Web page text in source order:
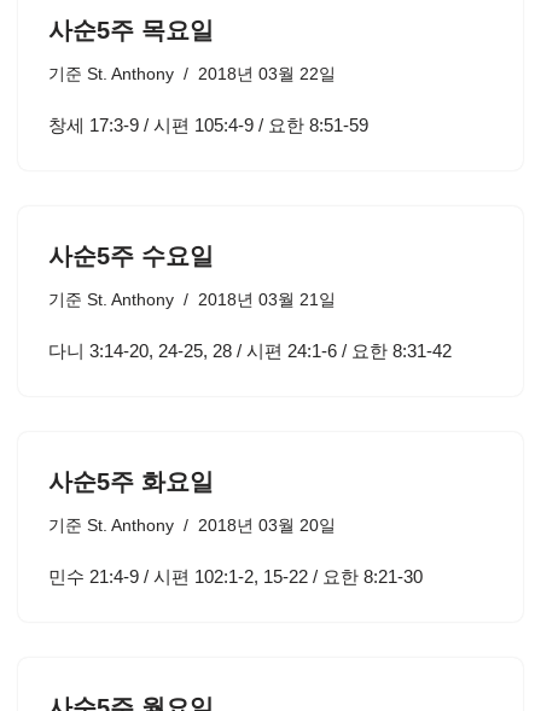
사순5주 목요일
기준 St. Anthony 2018년 03월 22일
창세 17:3-9 / 시편 105:4-9 / 요한 8:51-59
사순5주 수요일
기준 St. Anthony 2018년 03월 21일
다니 3:14-20, 24-25, 28 / 시편 24:1-6 / 요한 8:31-42
사순5주 화요일
기준 St. Anthony 2018년 03월 20일
민수 21:4-9 / 시편 102:1-2, 15-22 / 요한 8:21-30